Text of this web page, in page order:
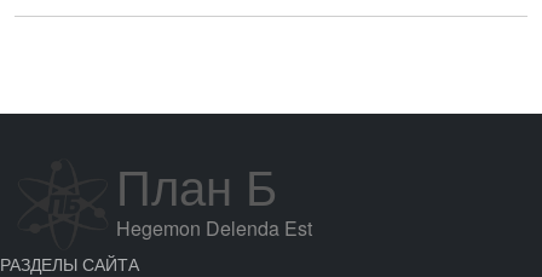
План Б
Hegemon Delenda Est
РАЗДЕЛЫ САЙТА